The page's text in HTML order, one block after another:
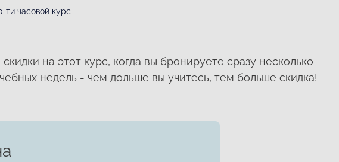
ти часовой курс
на этот курс, когда вы бронируете сразу несколько
недель - чем дольше вы учитесь, тем больше скидка!